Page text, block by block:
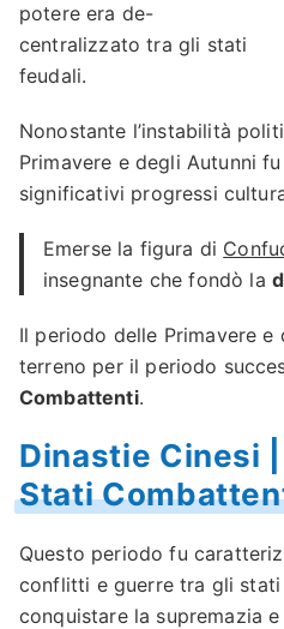
potere era de-
centralizzato tra gli stati
feudali.
Nonostante l’instabilità
Primavere e degli Autunni
significativi progressi
Emerse la figura di
insegnante che fondò la
Il periodo delle Primavere
terreno per il periodo
Combattenti.
Dinastie Cinesi
Stati
Questo periodo fu
conflitti e guerre tra gli
conquistare la supremazia